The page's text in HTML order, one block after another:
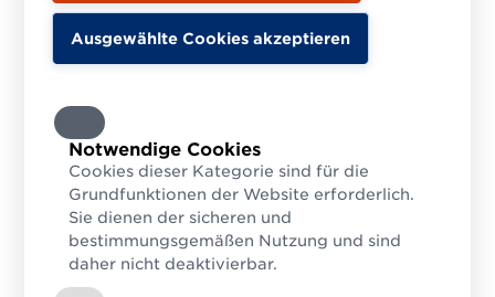
Notwendige Cookies
Cookies dieser Kategorie sind für die
Grundfunktionen der Website erforderlich.
Sie dienen der sicheren und
bestimmungsgemäßen Nutzung und sind
daher nicht deaktivierbar.